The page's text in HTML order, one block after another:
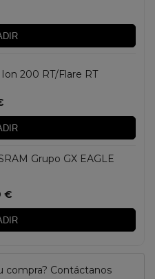
200 RT/Flare RT
Grupo GX EAGLE
€
compra? Contáctanos